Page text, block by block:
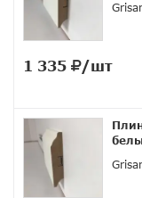
1 335 /шт